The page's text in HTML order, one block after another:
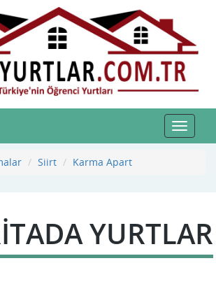
Toggle
Siirt Karma Apart
YURTLAR